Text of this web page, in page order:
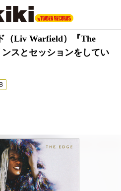
（Liv Warfield）『The
スとセッションをしてい